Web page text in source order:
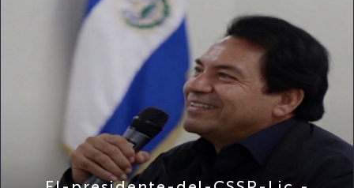
El-presidente-del-CSSP-Lic.-
Daniel-Quinteros-junto-con-